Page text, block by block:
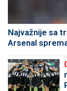
Najvažnije sa
Arsenal